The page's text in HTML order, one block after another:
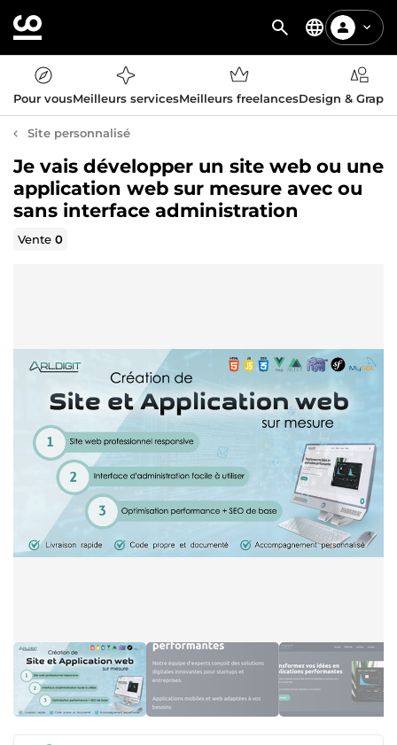
Pour vousMeilleurs servicesMeilleurs freelancesDesign &
Site personnalisé
Je vais développer un site web ou une
application web sur mesure avec ou
sans interface administration
Vente0